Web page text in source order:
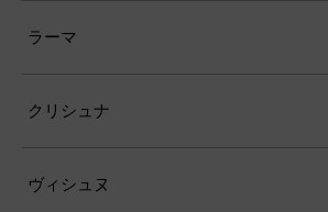
ラーマ
クリシュナ
ヴィシュヌ